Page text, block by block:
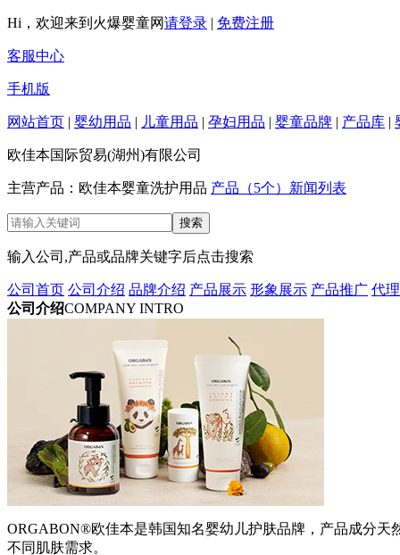
Hi，欢迎来到火爆婴童网请登录 | 免费注册
客服中心
手机版
网站首页 | 婴幼用品 | 儿童用品 | 孕妇用品 | 婴童品牌 | 产品库 |
欧佳本国际贸易(湖州)有限公司
主营产品：欧佳本婴童洗护用品 产品（5个） 新闻列表
输入公司,产品或品牌关键字后点击搜索
公司首页 公司介绍 品牌介绍 产品展示 形象展示 产品推广 代
公司介绍COMPANY INTRO
ORGABON®欧佳本是韩国知名婴幼儿护肤品牌，产品成分
不同肌肤需求。